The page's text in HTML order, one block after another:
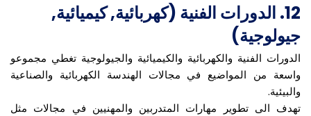
12. الدورات الفنية (كهربائية, كيميائية,
جيولوجية)
الدورات الفنية والكهربائية والكيميائية والجيولوجية تغطي مجموعو
واسعة من المواضيع في مجالات الهندسة الكهربائية والصناعية
والبيئية.
تهدف الى تطوير مهارات المتدربين والمهنيين في مجالات مثل